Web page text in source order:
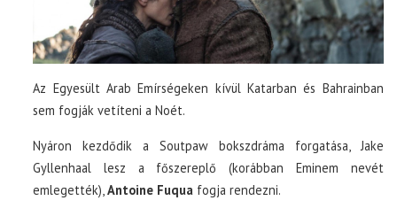
Az Egyesült Arab Emírségeken kívül Katarban és Bahrainban
sem fogják vetíteni a Noét.
Nyáron kezdődik a Soutpaw bokszdráma forgatása, Jake
Gyllenhaal lesz a főszereplő (korábban Eminem nevét
emlegették),Antoine Fuqua fogja rendezni.